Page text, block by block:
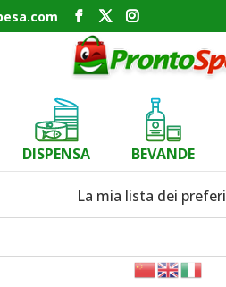
DISPENSA BEVANDE
La mia lista dei